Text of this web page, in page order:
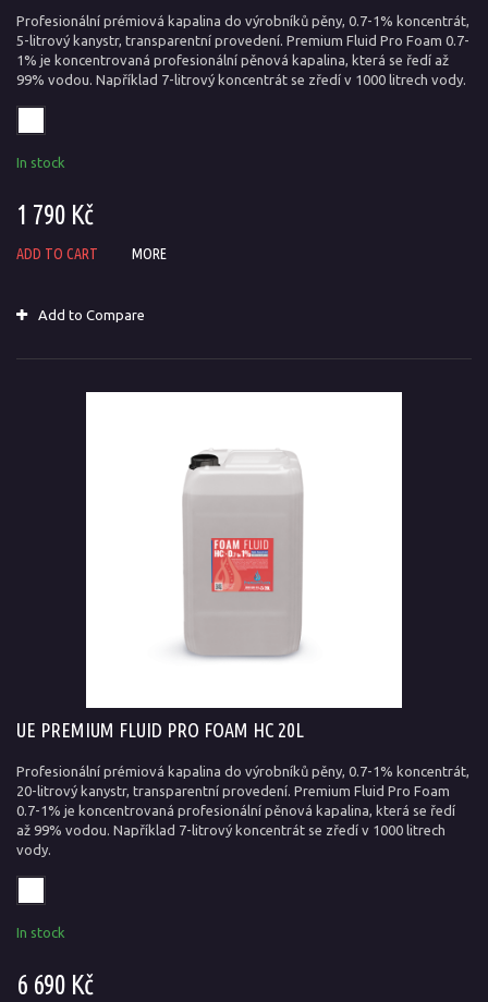
Profesionální prémiová kapalina do výrobníků pěny, 0.7-1% koncentrát,
5-litrový kanystr, transparentní provedení. Premium Fluid Pro Foam 0.7-
1% je koncentrovaná profesionální pěnová kapalina, která se ředí až
99% vodou. Například 7-litrový koncentrát se zředí v 1000 litrech vody.
In stock
1 790 Kč
ADD TO CART MORE
Add to Compare
UE PREMIUM FLUID PRO FOAM HC 20L
Profesionální prémiová kapalina do výrobníků pěny, 0.7-1% koncentrát,
20-litrový kanystr, transparentní provedení. Premium Fluid Pro Foam
0.7-1% je koncentrovaná profesionální pěnová kapalina, která se ředí
až 99% vodou. Například 7-litrový koncentrát se zředí v 1000 litrech
vody.
In stock
6 690 Kč